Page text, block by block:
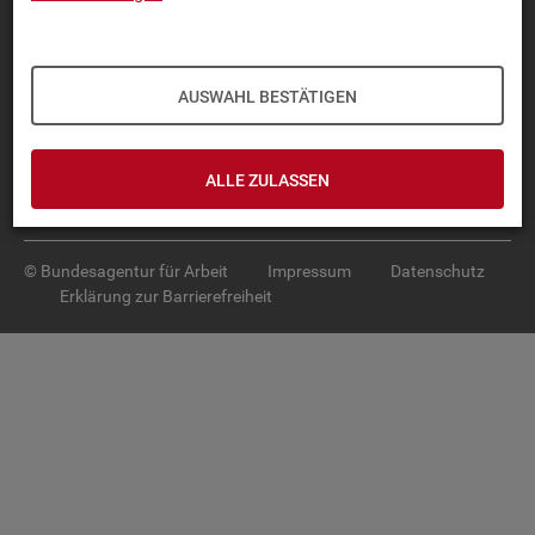
AUSWAHL BESTÄTIGEN
ALLE ZULASSEN
TOP-PRO­DUK­TE
SER­VICE
© Bundesagentur für Arbeit Impressum
Datenschutz
Erklärung zur Barrierefreiheit